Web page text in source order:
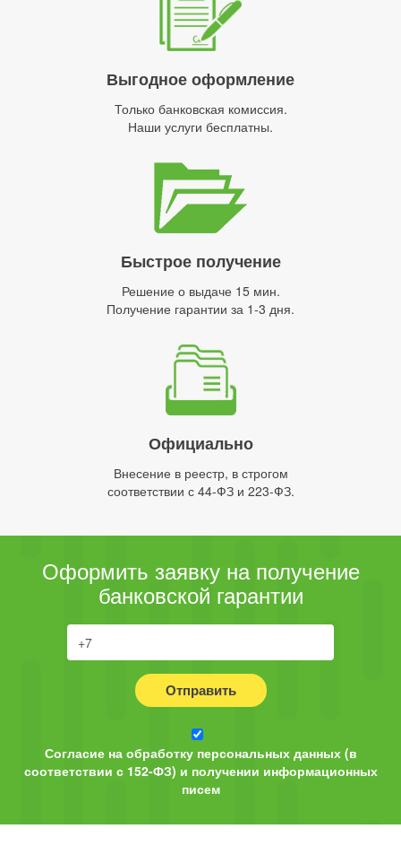
Выгодное оформление
Только банковская комиссия.
Наши услуги бесплатны.
Быстрое получение
Решение о выдаче 15 мин.
Получение гарантии за 1-3 дня.
Официально
Внесение в реестр, в строгом
соответствии с 44-ФЗ и 223-ФЗ.
Оформить заявку на получение
банковской гарантии
Отправить
Согласие на обработку персональных данных (в
соответствии с 152-ФЗ) и получении информационных
писем